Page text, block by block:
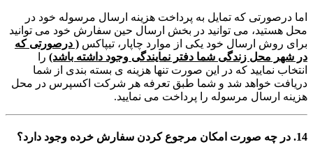
اما درصورتی که تمایل به پرداخت هزینه ارسال مرسوله خود در
محل هستید، می توانید در بخش ارسال حین سفارش خود می توانید
برای روش ارسال خود یکی از موارد چاپار، تیپاکس ( درصورتی که
در شهر محل زندگی شما دفتر نمایندگی وجود داشته باشد) را
انتخاب نمایید که در این صورت تنها هزینه ی بسته بندی از شما
دریافت خواهد شد و شما طبق تعرفه هر شرکت اکسپرس در محل
هزینه ارسال مرسوله را پرداخت می نمایید.
14. در چه صورت امکان مرجوع کردن سفارش خرده وجود دارد؟